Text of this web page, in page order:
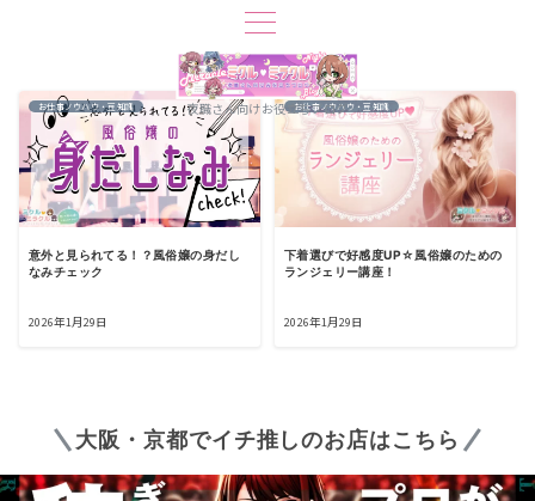
夜職さん向けお役立ちブログ
お仕事ノウハウ・豆知識
意外と見られてる！？風俗嬢の身だし
なみチェック
2026年1月29日
お仕事ノウハウ・豆知識
下着選びで好感度UP☆風俗嬢のための
ランジェリー講座！
2026年1月29日
大阪・京都でイチ推しのお店はこちら